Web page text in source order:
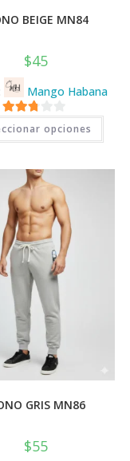
BEIGE MN84
$45
Mango Habana
2.71
de 5
opciones
Este
tiene
GRIS MN86
$55